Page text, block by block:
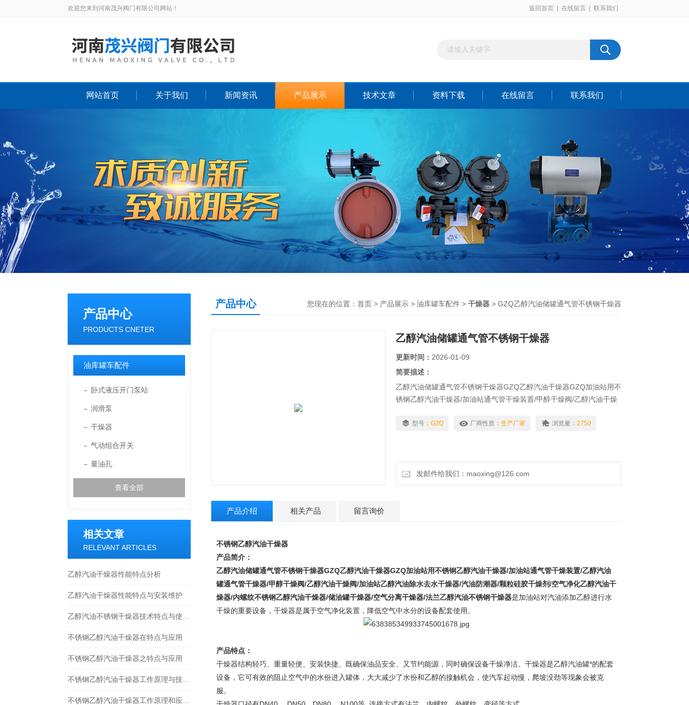
欢迎您来到河南茂兴阀门有限公司网站！ 返回首页 在线留言 联系我们
网站首页 关于我们 新闻资讯 产品展示 技术文章 资料下载 在线留言 联系我们
产品中心
PRODUCTS CNETER
油库罐车配件
卧式液压开门泵站
润滑泵
干燥器
气动组合开关
量油孔
查看全部
相关文章
RELEVANT ARTICLES
乙醇汽油干燥器性能特点分析
乙醇汽油干燥器性能特点与安装维护
不锈钢乙醇汽油干燥器在特点与应用
​不锈钢乙醇汽油干燥器之特点与应用
产品中心 您现在的位置： 首页 > 产品展示 > 油库罐车配件 > 干燥器 > GZQ乙醇汽油储罐通气管不锈钢干燥器
乙醇汽油储罐通气管不锈钢干燥器
更新时间： 2026-01-09
简要描述：
乙醇汽油储罐通气管不锈钢干燥器GZQ乙醇汽油干燥器GZQ加油站用不
锈钢乙醇汽油干燥器/加油站通气管干燥装置/甲醇干燥阀/乙醇汽油干燥
器/内螺纹不锈钢乙醇汽油干燥器/储油罐干燥器/空气分离干燥器/法兰乙
型号： GZQ 厂商性质： 生产厂家 浏览量： 2750
发邮件给我们：maoxing@126.com
产品介绍 相关产品 留言询价
不锈钢乙醇汽油干燥器
产品简介：
乙醇汽油储罐通气管不锈钢干燥器GZQ乙醇汽油干燥器GZQ加油站用不锈钢乙醇汽油干燥器/加油站通气管干燥装置/乙醇汽油
罐通气管干燥器/甲醇干燥阀/乙醇汽油干燥阀/加油站乙醇汽油除水去水干燥器/汽油防潮器/颗粒硅胶干燥剂/空气净化乙醇汽油干
燥器/内螺纹不锈钢乙醇汽油干燥器/储油罐干燥器/空气分离干燥器/法兰乙醇汽油不锈钢干燥器是加油站对汽油添加乙醇进行水
干燥的重要设备，干燥器是属于空气净化装置，降低空气中水分的设备配套使用。
产品特点：
干燥器结构轻巧、重量轻便、安装快捷、既确保油品安全、又节约能源，同时确保设备干燥净洁。干燥器是乙醇汽油罐*的配套
设备，它可有效的阻止空气中的水份进入罐体，大大减少了水份和乙醇的接触机会，使汽车起动慢，爬坡没劲等现象会被克
服。